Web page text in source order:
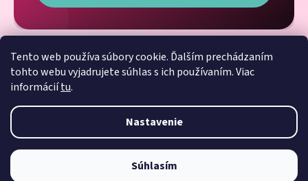
Tento web používa súbory cookie. Ďalším prechádzaním
tohto webu vyjadrujete súhlas s ich používaním. Viac
informáciítu.
Nastavenie
Súhlasím
Vytvoril Shoptet